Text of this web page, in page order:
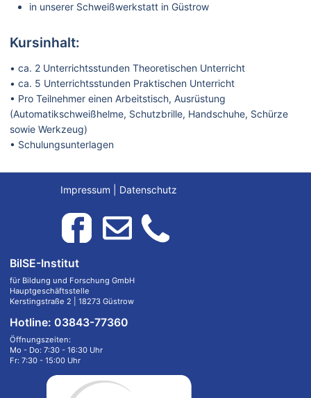
in unserer Schweißwerkstatt in Güstrow
Kursinhalt:
• ca. 2 Unterrichtsstunden Theoretischen Unterricht
• ca. 5 Unterrichtsstunden Praktischen Unterricht
• Pro Teilnehmer einen Arbeitstisch, Ausrüstung
(Automatikschweißhelme, Schutzbrille, Handschuhe, Schürze
sowie Werkzeug)
• Schulungsunterlagen
Impressum Datenschutz
BilSE-Institut
für Bildung und Forschung GmbH
Hauptgeschäftsstelle
Kerstingstraße 2 | 18273 Güstrow
Hotline: 03843-77360
Öffnungszeiten:
Mo - Do: 7:30 - 16:30 Uhr
Fr: 7:30 - 15:00 Uhr